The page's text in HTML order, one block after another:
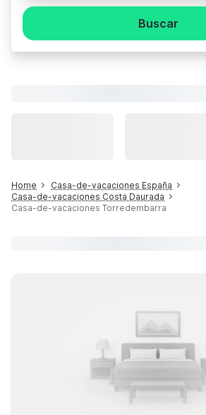
Buscar
Home
Casa-de-vacaciones España
Casa-de-vacaciones Costa Daurada
Casa-de-vacaciones Torredembarra